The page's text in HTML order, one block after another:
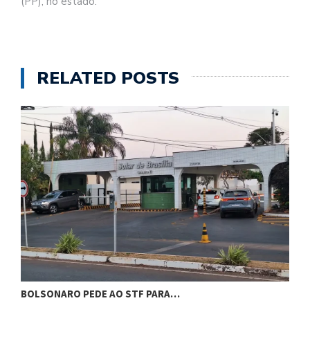
RELATED POSTS
BOLSONARO PEDE AO STF PARA…